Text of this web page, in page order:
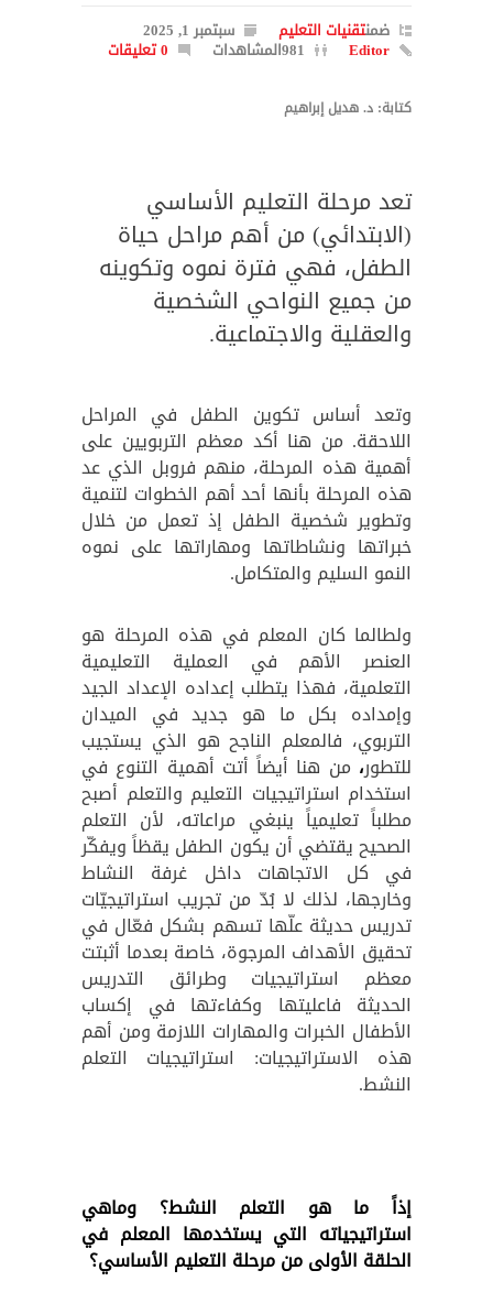
ضمنتقنيات التعليم سبتمبر 1, 2025
Editor 981المشاهدات 0 تعليقات
كتابة: د. هديل إبراهيم
تعد مرحلة التعليم الأساسي
(الابتدائي) من أهم مراحل حياة
الطفل، فهي فترة نموه وتكوينه
من جميع النواحي الشخصية
والعقلية والاجتماعية.
وتعد أساس تكوين الطفل في المراحل
اللاحقة. من هنا أكد معظم التربويين على
أهمية هذه المرحلة، منهم فروبل الذي عد
هذه المرحلة بأنها أحد أهم الخطوات لتنمية
وتطوير شخصية الطفل إذ تعمل من خلال
خبراتها ونشاطاتها ومهاراتها على نموه
النمو السليم والمتكامل.
ولطالما كان المعلم في هذه المرحلة هو
العنصر الأهم في العملية التعليمية
التعلمية، فهذا يتطلب إعداده الإعداد الجيد
وإمداده بكل ما هو جديد في الميدان
التربوي، فالمعلم الناجح هو الذي يستجيب
للتطور، من هنا أيضاً أتت أهمية التنوع في
استخدام استراتيجيات التعليم والتعلم أصبح
مطلباً تعليمياً ينبغي مراعاته، لأن التعلم
الصحيح يقتضي أن يكون الطفل يقظاً ويفكّر
في كل الاتجاهات داخل غرفة النشاط
وخارجها، لذلك لا بُدّ من تجريب استراتيجيّات
تدريس حديثة علّها تسهم بشكل فعّال في
تحقيق الأهداف المرجوة، خاصة بعدما أثبتت
معظم استراتيجيات وطرائق التدريس
الحديثة فاعليتها وكفاءتها في إكساب
الأطفال الخبرات والمهارات اللازمة ومن أهم
هذه الاستراتيجيات: استراتيجيات التعلم
النشط.
إذاً ما هو التعلم النشط؟ وماهي
استراتيجياته التي يستخدمها المعلم في
الحلقة الأولى من مرحلة التعليم الأساسي؟